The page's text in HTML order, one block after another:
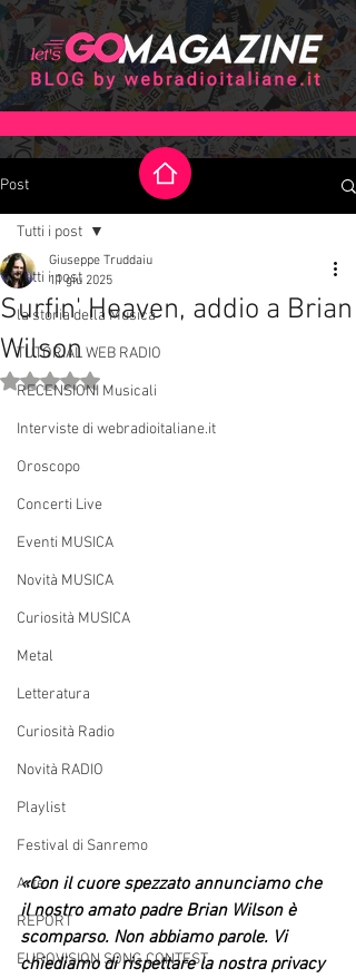
Post
Tutti i post
la storia della Musica
TUTORIAL WEB RADIO
RECENSIONI Musicali
Interviste di webradioitaliane.it
Oroscopo
Concerti Live
Eventi MUSICA
Novità MUSICA
Curiosità MUSICA
Metal
Letteratura
Curiosità Radio
Novità RADIO
Playlist
Festival di Sanremo
Arte
REPORT
EUROVISION SONG CONTEST
Tutti i post
Surfin' Heaven, addio a Brian
Wilson
Giuseppe Truddaiu
11 giu 2025
Valutazione NaN stelle su 5.
«Con il cuore spezzato annunciamo che
il nostro amato padre Brian Wilson è
scomparso. Non abbiamo parole. Vi
chiediamo di rispettare la nostra privacy